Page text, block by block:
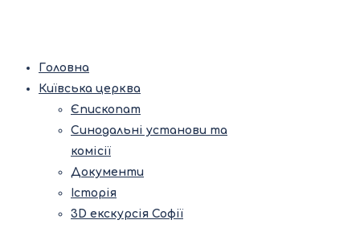
Головна
Київська церква
Єпископат
Синодальні установи та
комісії
Документи
Історія
3D екскурсія Софії